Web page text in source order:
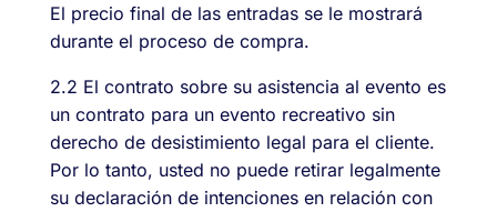
El precio final de las entradas se le mostrará
durante el proceso de compra.
2.2 El contrato sobre su asistencia al evento es
un contrato para un evento recreativo sin
derecho de desistimiento legal para el cliente.
Por lo tanto, usted no puede retirar legalmente
su declaración de intenciones en relación con